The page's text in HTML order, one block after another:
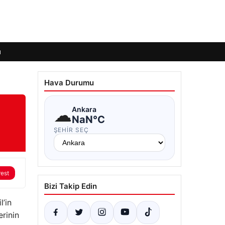
Hava Durumu
☁Ankara
NaN°C
ŞEHIR SEÇ
Bizi Takip Edin